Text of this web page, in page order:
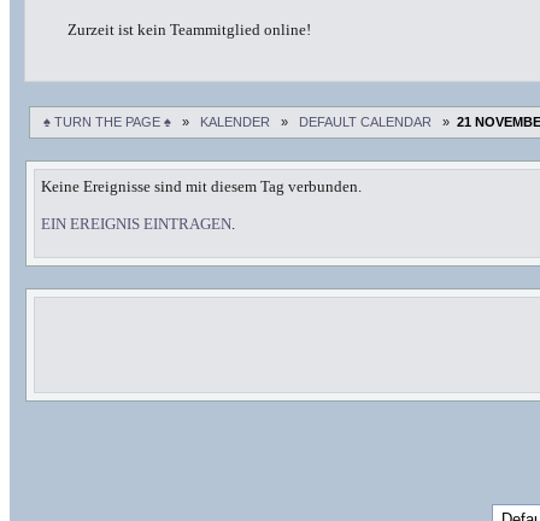
Zurzeit ist kein Teammitglied online!
♠ TURN THE PAGE ♠ » KALENDER » DEFAULT CALENDAR » 21
Keine Ereignisse sind mit diesem Tag verbunden.
EIN EREIGNIS EINTRAGEN.